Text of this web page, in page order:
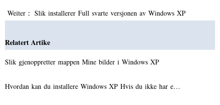
Weiter： Slik installerer Full svarte versjonen av Windows XP
Relatert Artike
Slik gjenoppretter mappen Mine bilder i Windows XP
Hvordan kan du installere Windows XP Hvis du ikke har e…